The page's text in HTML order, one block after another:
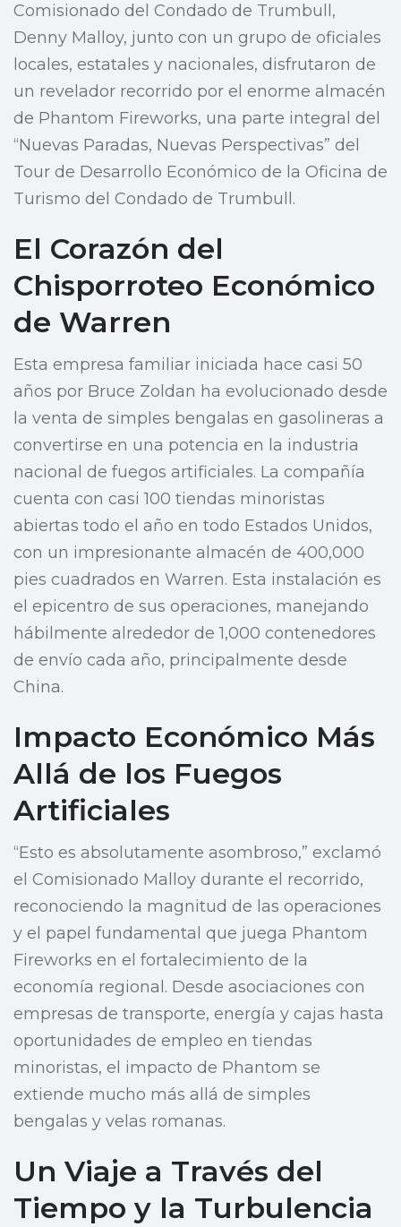
Comisionado del Condado de Trumbull,
Denny Malloy, junto con un grupo de oficiales
locales, estatales y nacionales, disfrutaron de
un revelador recorrido por el enorme almacén
de Phantom Fireworks, una parte integral del
“Nuevas Paradas, Nuevas Perspectivas” del
Tour de Desarrollo Económico de la Oficina de
Turismo del Condado de Trumbull.
El Corazón del
Chisporroteo Económico
de Warren
Esta empresa familiar iniciada hace casi 50
años por Bruce Zoldan ha evolucionado desde
la venta de simples bengalas en gasolineras a
convertirse en una potencia en la industria
nacional de fuegos artificiales. La compañía
cuenta con casi 100 tiendas minoristas
abiertas todo el año en todo Estados Unidos,
con un impresionante almacén de 400,000
pies cuadrados en Warren. Esta instalación es
el epicentro de sus operaciones, manejando
hábilmente alrededor de 1,000 contenedores
de envío cada año, principalmente desde
China.
Impacto Económico Más
Allá de los Fuegos
Artificiales
“Esto es absolutamente asombroso,” exclamó
el Comisionado Malloy durante el recorrido,
reconociendo la magnitud de las operaciones
y el papel fundamental que juega Phantom
Fireworks en el fortalecimiento de la
economía regional. Desde asociaciones con
empresas de transporte, energía y cajas hasta
oportunidades de empleo en tiendas
minoristas, el impacto de Phantom se
extiende mucho más allá de simples
bengalas y velas romanas.
Un Viaje a Través del
Tiempo y la Turbulencia